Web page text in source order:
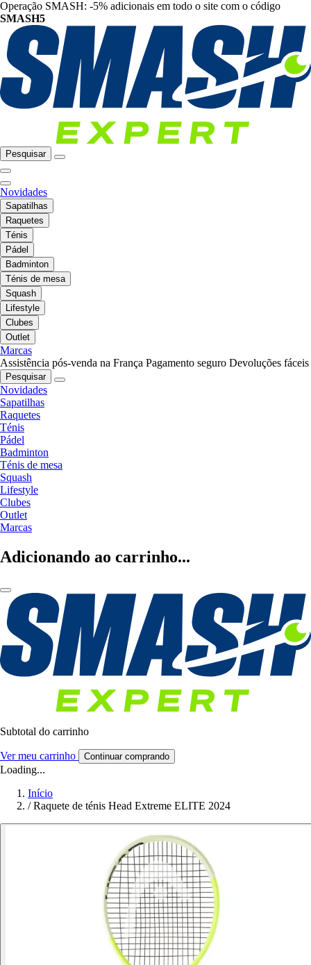
Operação SMASH: -5% adicionais em todo o site com o código
SMASH5
Pesquisar
Novidades
Sapatilhas
Raquetes
Ténis
Pádel
Badminton
Ténis de mesa
Squash
Lifestyle
Clubes
Outlet
Marcas
Assistência pós-venda na França Pagamento seguro Devoluções fáceis
Pesquisar
Novidades
Sapatilhas
Raquetes
Ténis
Pádel
Badminton
Ténis de mesa
Squash
Lifestyle
Clubes
Outlet
Marcas
Adicionando ao carrinho...
Subtotal do carrinho
Ver meu carrinho Continuar comprando
Loading...
Início
/ Raquete de ténis Head Extreme ELITE 2024